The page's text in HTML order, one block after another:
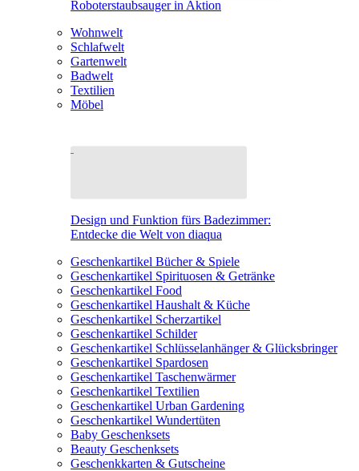
Roboterstaubsauger in Aktion
Wohnwelt
Schlafwelt
Gartenwelt
Badwelt
Textilien
Möbel
Design und Funktion fürs Badezimmer:
Entdecke die Welt von diaqua
Geschenkartikel Bücher & Spiele
Geschenkartikel Spirituosen & Getränke
Geschenkartikel Food
Geschenkartikel Haushalt & Küche
Geschenkartikel Scherzartikel
Geschenkartikel Schilder
Geschenkartikel Schlüsselanhänger & Glücksbringer
Geschenkartikel Spardosen
Geschenkartikel Taschenwärmer
Geschenkartikel Textilien
Geschenkartikel Urban Gardening
Geschenkartikel Wundertüten
Baby Geschenksets
Beauty Geschenksets
Geschenkkarten & Gutscheine